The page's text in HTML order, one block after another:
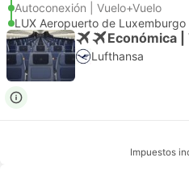
Autoconexión | Vuelo+Vuelo
LUX Aeropuerto de Luxemburgo
Económica
Lufthansa
Impuestos